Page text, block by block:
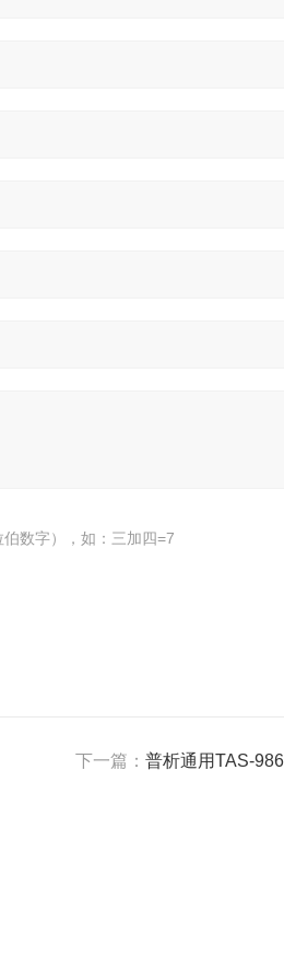
数字），如：三加四=7
下一篇： 普析通用TAS-